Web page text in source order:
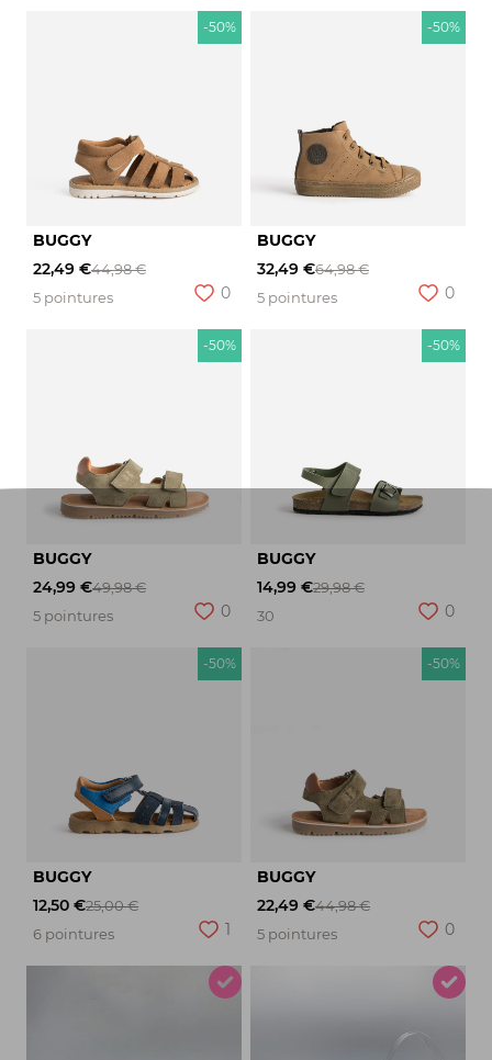
-50%
BUGGY
22,49 €44,98 €
5 pointures
0
-50%
BUGGY
32,49 €64,98 €
5 pointures
0
-50%
BUGGY
24,99 €49,98 €
5 pointures
0
-50%
BUGGY
14,99 €29,98 €
30
0
-50%
BUGGY
12,50 €25,00 €
6 pointures
1
-50%
BUGGY
22,49 €44,98 €
5 pointures
0